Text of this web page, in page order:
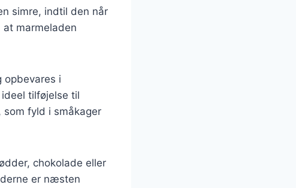
simre, indtil den når
marmeladen
i
tilføjelse til
fyld i småkager
chokolade eller
er næsten